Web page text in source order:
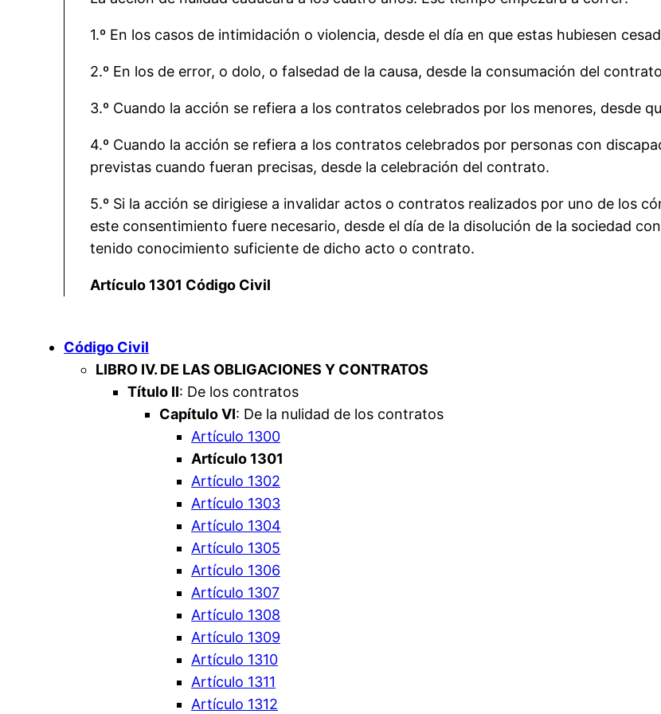
1.º En los casos de intimidación o violencia, desde el día en que estas hubiesen
2.º En los de error, o dolo, o falsedad de la causa, desde la consumación del
3.º Cuando la acción se refiera a los contratos celebrados por los menores, desde
4.º Cuando la acción se refiera a los contratos celebrados por personas con
previstas cuando fueran precisas, desde la celebración del contrato.
5.º Si la acción se dirigiese a invalidar actos o contratos realizados por uno de los
este consentimiento fuere necesario, desde el día de la disolución de la sociedad
tenido conocimiento suficiente de dicho acto o contrato.
Artículo 1301 Código Civil
Código Civil
LIBRO IV. DE LAS OBLIGACIONES Y CONTRATOS
Título II: De los contratos
Capítulo VI: De la nulidad de los contratos
Artículo 1300
Artículo 1301
Artículo 1302
Artículo 1303
Artículo 1304
Artículo 1305
Artículo 1306
Artículo 1307
Artículo 1308
Artículo 1309
Artículo 1310
Artículo 1311
Artículo 1312